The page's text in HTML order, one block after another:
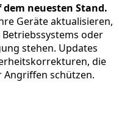
neuesten Stand.
Geräte aktualisieren,
oder
stehen. Updates
die
Angriffen schützen.